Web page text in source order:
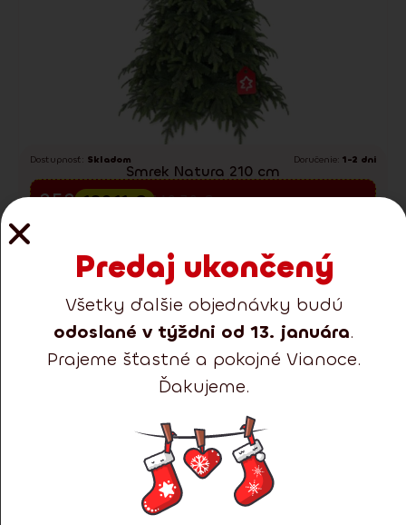
Dostupnosť: Skladom Doručenie: 1-2 dni
Smrek Natura 210 cm
Predvianočný výpredaj
340.30€
252.15€
189.11€
-32%
Extra zľava 25 %
Predaj ukončený
Všetky ďalšie objednávky budú
odoslané v týždni od 13. januára.
Prajeme šťastné a pokojné Vianoce.
Ďakujeme.